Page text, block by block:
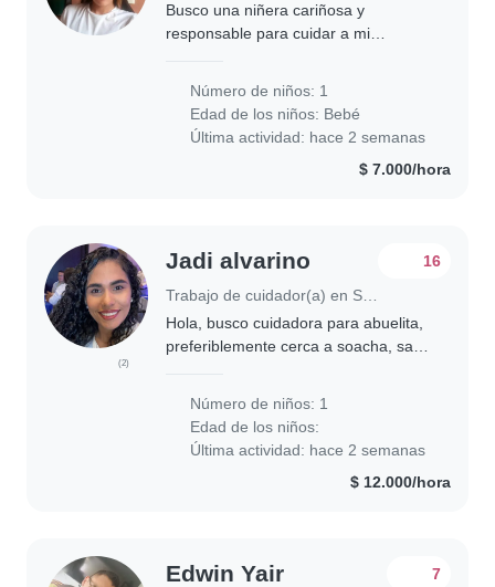
Busco una niñera cariñosa y
responsable para cuidar a mi
para hablar y coordinar..
Número de niños: 1
Edad de los niños: Bebé
Última actividad: hace 2 semanas
$ 7.000/hora
(2)
Jadi alvarino 16
Hola, busco cuidadora para abuelita,
preferiblemente cerca a soacha, san
por..
Número de niños: 1
Edad de los niños:
Última actividad: hace 2 semanas
$ 12.000/hora
Edwin Yair 7